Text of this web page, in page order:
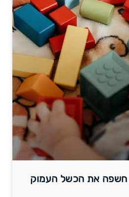
חשפה את הכשל העמוק